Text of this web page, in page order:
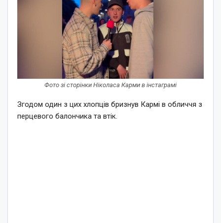
Фото зі сторінки Ніколаса Карми в інстаграмі
Згодом один з цих хлопців бризнув Кармі в обличчя з
перцевого балончика та втік.